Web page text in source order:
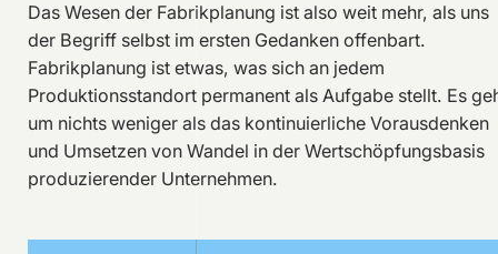
Das Wesen der Fabrikplanung ist also weit mehr, als uns
der Begriff selbst im ersten Gedanken offenbart.
Fabrikplanung ist etwas, was sich an jedem
Produktionsstandort permanent als Aufgabe stellt. Es
um nichts weniger als das kontinuierliche Vorausdenken
und Umsetzen von Wandel in der Wertschöpfungsbasis
produzierender Unternehmen.